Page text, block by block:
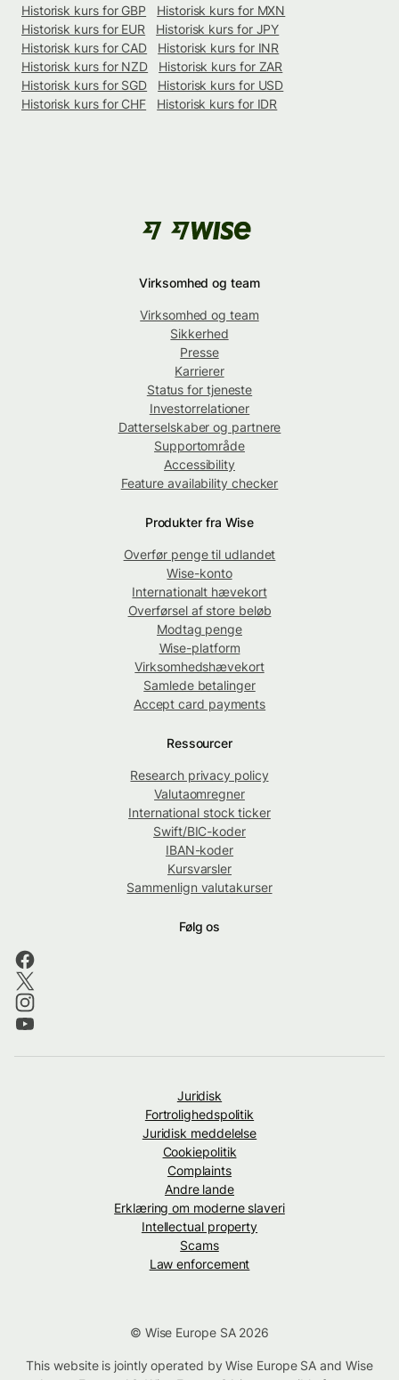
Historisk kurs for GBP
Historisk kurs for MXN
Historisk kurs for EUR
Historisk kurs for JPY
Historisk kurs for CAD
Historisk kurs for INR
Historisk kurs for NZD
Historisk kurs for ZAR
Historisk kurs for SGD
Historisk kurs for USD
Historisk kurs for CHF
Historisk kurs for IDR
Virksomhed og team
Virksomhed og team
Sikkerhed
Presse
Karrierer
Status for tjeneste
Investorrelationer
Datterselskaber og partnere
Supportområde
Accessibility
Feature availability checker
Produkter fra Wise
Overfør penge til udlandet
Wise-konto
Internationalt hævekort
Overførsel af store beløb
Modtag penge
Wise-platform
Virksomhedshævekort
Samlede betalinger
Accept card payments
Ressourcer
Research privacy policy
Valutaomregner
International stock ticker
Swift/BIC-koder
IBAN-koder
Kursvarsler
Sammenlign valutakurser
Følg os
Juridisk
Fortrolighedspolitik
Juridisk meddelelse
Cookiepolitik
Complaints
Andre lande
Erklæring om moderne slaveri
Intellectual property
Scams
Law enforcement
© Wise Europe SA 2026
This website is jointly operated by Wise Europe SA and Wise